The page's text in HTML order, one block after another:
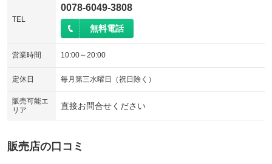
TEL
0078-6049-3808
無料電話
営業時間 10:00～20:00
定休日 毎月第三水曜日（祝日除く）
販売可能エ
リア
直接お問合せください
販売店の口コミ